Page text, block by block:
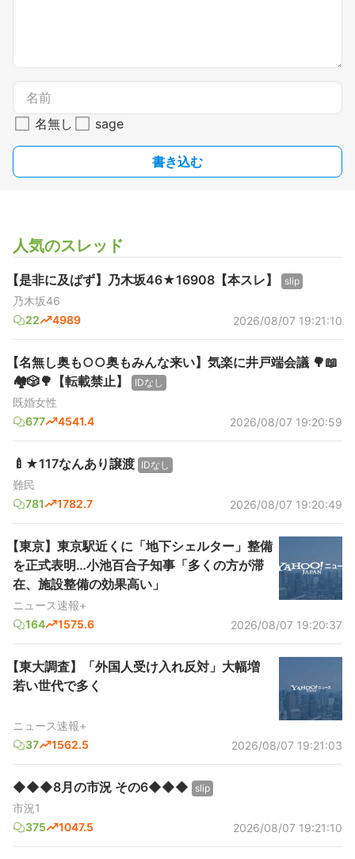
名無し sage
書き込む
人気のスレッド
【是非に及ばず】乃木坂46★16908【本スレ】 slip
乃木坂46
22
4989 2026/08/07 19:21:10
【名無し奥も○○奥もみんな来い】気楽に井戸端会議 🌳📖
🏘️🎲🌳【転載禁止】
IDなし
既婚女性
677
4541.4 2026/08/07 19:20:59
🍼★117なんあり譲渡 IDなし
難民
781
1782.7 2026/08/07 19:20:49
【東京】東京駅近くに「地下シェルター」整備
を正式表明…小池百合子知事「多くの方が滞
在、施設整備の効果高い」
ニュース速報+
164
1575.6 2026/08/07 19:20:37
【東大調査】「外国人受け入れ反対」大幅増
若い世代で多く
ニュース速報+
37
1562.5 2026/08/07 19:21:03
◆◆◆8月の市況 その6◆◆◆ slip
市況1
375
1047.5 2026/08/07 19:21:10